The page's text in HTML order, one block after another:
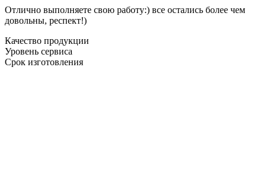
Отлично выполняете свою работу:) все остались более чем
довольны, респект!)
Качество продукции
Уровень сервиса
Срок изготовления